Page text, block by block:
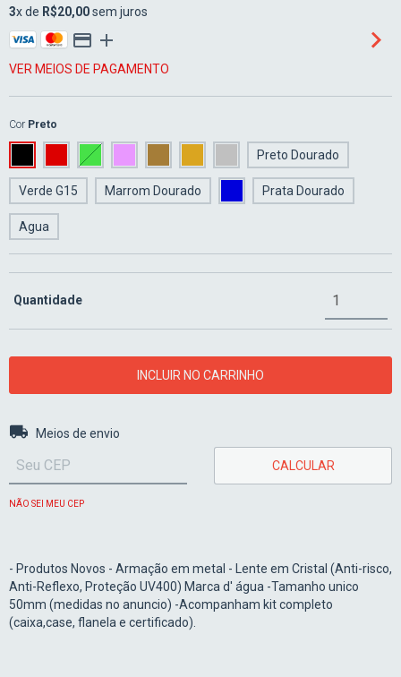
3x de R$20,00sem juros
VER MEIOS DE PAGAMENTO
Cor Preto
Preto Dourado
Verde G15 Marrom Dourado Prata Dourado
Agua
Quantidade
Entregas para o CEP:
Meios de envio
CALCULAR
NÃO SEI MEU CEP
- Produtos Novos - Armação em metal - Lente em Cristal (Anti-risco,
Anti-Reflexo, Proteção UV400) Marca d' água -Tamanho unico
50mm (medidas no anuncio) -Acompanham kit completo
(caixa,case, flanela e certificado).